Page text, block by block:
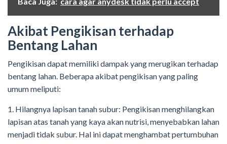
Akibat Pengikisan terhadap
Bentang Lahan
Pengikisan dapat memiliki dampak yang merugikan terhadap
bentang lahan. Beberapa akibat pengikisan yang paling
umum meliputi:
1. Hilangnya lapisan tanah subur: Pengikisan menghilangkan
lapisan atas tanah yang kaya akan nutrisi, menyebabkan lahan
menjadi tidak subur. Hal ini dapat menghambat pertumbuhan